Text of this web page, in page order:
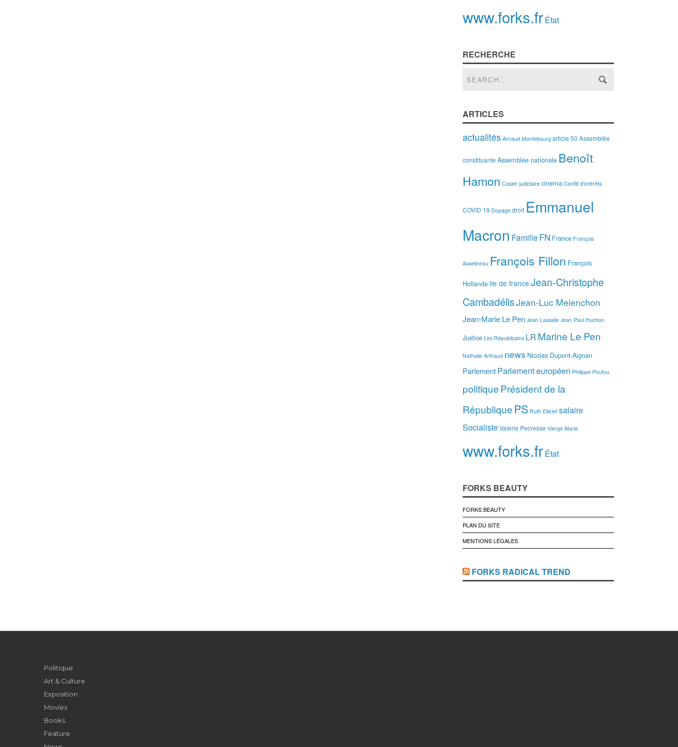
www.forks.frÉtat
RECHERCHE
ARTICLES
actualités Arnaud Montebourg article 50 Assemblée
constituante Assemblée nationale Benoît
Hamon Casier judiciaire cinema Conflit d'intérêts
COVID 19 Dopage droit Emmanuel
Macron FamilleFN France François
Asselineau François Fillon François
Hollande Ile de france Jean-Christophe
CambadélisJean-Luc Melenchon
Jean-Marie Le Pen Jean Lassalle Jean Paul Huchon
Justice Les Républicains LR Marine Le Pen
Nathalie Arthaud news Nicolas Dupont-Aignan
ParlementParlement européen Philippe Poutou
politiquePrésident de la
République PS Ruth Elkrief salaire
SocialisteValerie Pecresse Vierge Marie
www.forks.frÉtat
FORKS BEAUTY
FORKS BEAUTY
PLAN DU SITE
MENTIONS LÉGALES
FORKS RADICAL TREND
Politique
Art & Culture
Exposition
Movies
Books
Feature